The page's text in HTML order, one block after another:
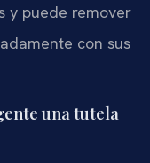
y puede remover
con sus
una tutela